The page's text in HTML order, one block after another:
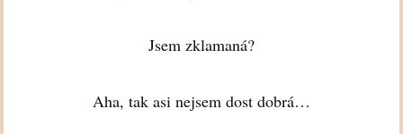
Jsem zklamaná?
Aha, tak asi nejsem dost dobrá…